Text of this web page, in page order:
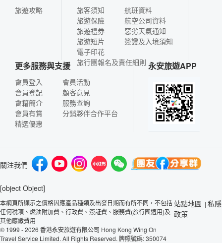
旅遊攻略
旅客須知
旅遊保險
旅遊禮券
旅遊短片
電子印花
航班資料
航空公司資料
惡劣天氣通知
簽證及入境須知
旅行團報名及責任細則
更多服務與支援
會員登入
會員登記
會籍簡介
會員有賞
精選優惠
會員活動
顧客意見
服務查詢
分銷夥伴合作平台
永安旅遊APP
關注我們
[object Object]
本網頁所顯示之價格因應產品種類及出發日期而有所不同，不包括
任何稅項、燃油附加費、行政費、簽証費、服務費(旅行團適用)及
其他應繳費用
© 1999 - 2026 香港永安旅遊有限公司 Hong Kong Wing On
Travel Service Limited. All Rights Reserved. 牌照號碼: 350074
站點地圖 | 私隱
政策